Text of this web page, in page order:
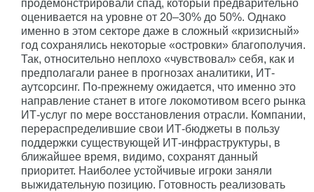
продемонстрировали спад, который предварительно
оценивается на уровне от 20–30% до 50%. Однако
именно в этом секторе даже в сложный «кризисный»
год сохранялись некоторые «островки» благополучия.
Так, относительно неплохо «чувствовал» себя, как и
предполагали ранее в прогнозах аналитики, ИТ-
аутсорсинг. По-прежнему ожидается, что именно это
направление станет в итоге локомотивом всего рынка
ИТ-услуг по мере восстановления отрасли. Компании,
перераспределившие свои ИТ-бюджеты в пользу
поддержки существующей ИТ-инфраструктуры, в
ближайшее время, видимо, сохранят данный
приоритет. Наиболее устойчивые игроки заняли
выжидательную позицию. Готовность реализовать